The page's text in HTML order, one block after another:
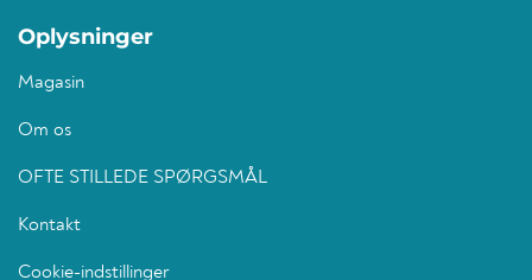
Oplysninger
Magasin
Om os
OFTE STILLEDE SPØRGSMÅL
Kontakt
Cookie-indstillinger